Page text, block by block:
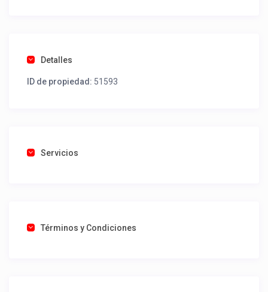
Detalles
ID de propiedad: 51593
Servicios
Términos y Condiciones